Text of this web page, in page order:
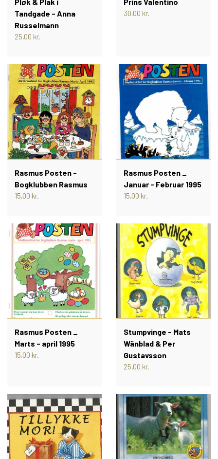
Tandgade - Anna
Russelmann
25,00 kr.
30,00 kr.
Rasmus Posten -
Bogklubben Rasmus
15,00 kr.
Rasmus Posten _
Januar - Februar 1995
15,00 kr.
Rasmus Posten _
Marts - april 1995
15,00 kr.
Stumpvinge - Mats
Wänblad & Per
Gustavsson
25,00 kr.